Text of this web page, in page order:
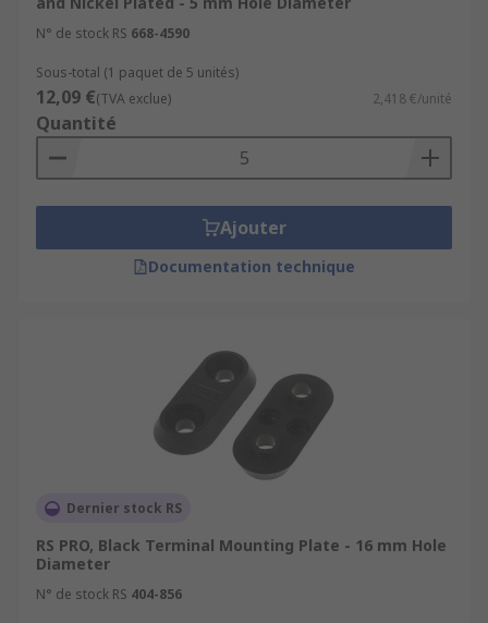
• Bare wire
• A lug terminal
• An alligator clip
N° de stock RS 668-4590
Sous-total (1 paquet de 5 unités)
12,09 €(TVA exclue) 2,418 €/unité
Quantité
Ajouter
Documentation technique
Dernier stock RS
RS PRO, Black Terminal Mounting Plate - 16 mm Hole
Diameter
N° de stock RS 404-856